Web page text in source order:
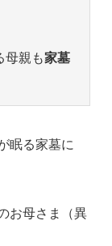
母親も家墓
眠る家墓に
お母さま（異